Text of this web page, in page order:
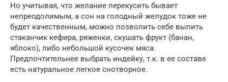
Но учитывая, что желание перекусить бывает
непреодолимым, а сон на голодный желудок тоже не
будет качественным, можно позволить себе выпить
стаканчик кефира, ряженки, скушать фрукт (банан,
яблоко), либо небольшой кусочек мяса.
Предпочтительнее выбрать индейку, т.к. в ее составе
есть натуральное легкое снотворное.